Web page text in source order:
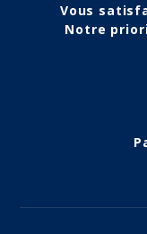
Vous
Notre